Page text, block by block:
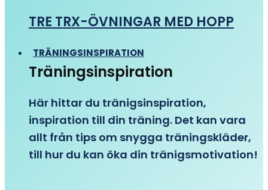
TRE TRX-ÖVNINGAR MED HOPP
TRÄNINGSINSPIRATION
Träningsinspiration
Här hittar du tränigsinspiration,
inspiration till din träning. Det kan vara
allt från tips om snygga träningskläder,
till hur du kan öka din tränigsmotivation!